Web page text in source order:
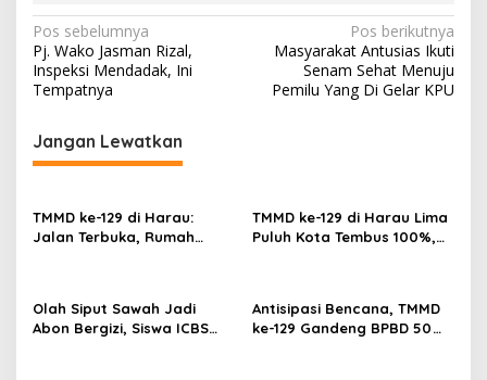
N
a
v
i
g
s
i
o
s
Pos sebelumnya
Pj. Wako Jasman Rizal,
Inspeksi Mendadak, Ini
Tempatnya
Pos berikutnya
Masyarakat Antusias Ikuti
Senam Sehat Menuju
Pemilu Yang Di Gelar KPU
Jangan Lewatkan
TMMD ke-129 di Harau:
Jalan Terbuka, Rumah
TMMD ke-129 di Harau Lima
Puluh Kota Tembus 100%,
Olah Siput Sawah Jadi
Abon Bergizi, Siswa ICBS
Antisipasi Bencana, TMMD
ke-129 Gandeng BPBD 50